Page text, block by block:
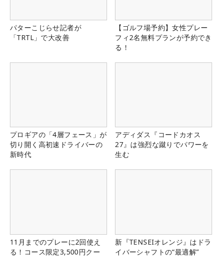
パターこじらせ記者が
「TRTL」で大改善
【ゴルフ場予約】女性プレー
フィ2名無料プランが予約でき
る！
プロギアの「4層フェース」が
切り開く高初速ドライバーの
新時代
アディダス『コードカオス
27』は強烈な蹴りでパワーを
生む
11月までのプレーに2回使え
る！コース限定3,500円クー
新『TENSEIオレンジ』はドラ
イバーシャフトの“最適解”